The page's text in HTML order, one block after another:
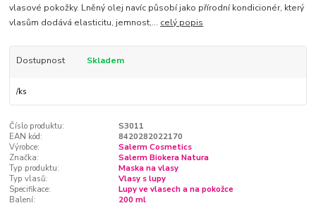
vlasové pokožky. Lněný olej navíc působí jako přírodní kondicionér, který
vlasům dodává elasticitu, jemnost,... celý popis
Dostupnost Skladem
/ks
Číslo produktu:
S3011
EAN kód:
8420282022170
Výrobce:
Salerm Cosmetics
Značka:
Salerm Biokera Natura
Typ produktu:
Maska na vlasy
Typ vlasů:
Vlasy s lupy
Specifikace:
Lupy ve vlasech a na pokožce
Balení:
200 ml